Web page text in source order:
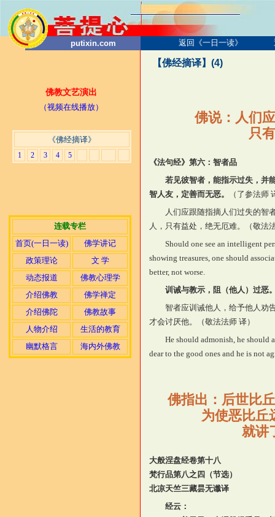
《佛经摘译》
1 2 3 4 5
putixin.com 返回《一日一读》
连载专栏
首页(一日一读)
佛学讲记
政策理论
文 学
动态报道
佛教心理学
介绍佛教
佛学禅定
介绍佛陀
佛教故事
人物介绍
生活的教育
幽默格言
海内外佛教
佛教文艺演出
（视频在线播放）
【佛经摘译】(4)
佛说：人们
只
《法句经》第六：智者品
若见彼智者，能指示过失，并
智人友，定善而无恶。
（ 了参法师
人们应跟随指摘人们过失的智
人，只有益处，绝无厄难。（敬法
Should one see an intelligent
showing treasures, one should
better, not worse.
训诫与教示，阻（他人）过恶
智者应训诫他人，给予他人劝
才会讨厌他。（敬法法师 译）
He should admonish, he should
dear to the good ones and he is not
佛指出：后世比
为使恶比丘
就讲
大般涅盘经卷第十八
梵行品第八之四（节选）
北凉天竺三藏昙无谶译
经云：